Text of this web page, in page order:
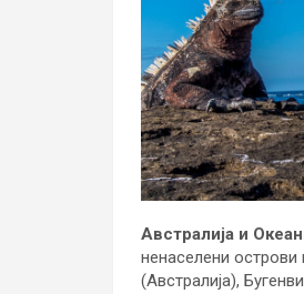
Австралија и
ненаселени
(Австралија),